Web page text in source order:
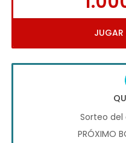
JUGAR
Sorteo
PRÓXIMO